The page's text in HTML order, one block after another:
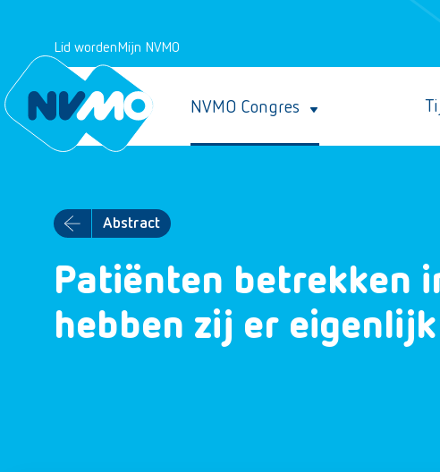
Lid wordenMijn NVMO
NVMO Congres
Abstract
Patiënten betrekken
hebben zij er